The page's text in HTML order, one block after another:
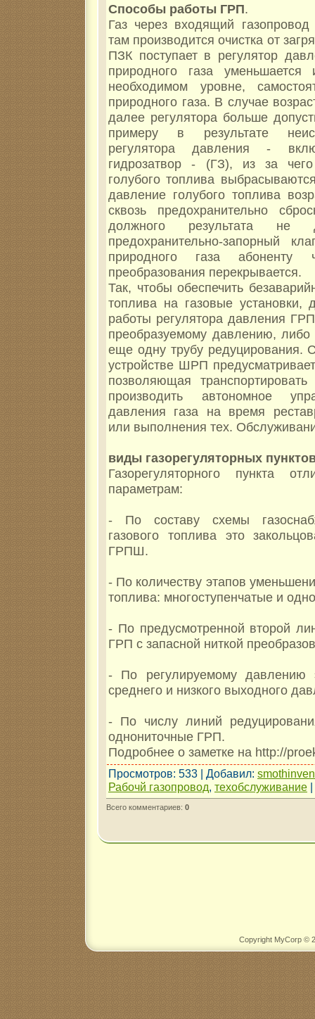
Способы работы ГРП.
Газ через входящий газопровод
там производится очистка от
ПЗК поступает в регулятор
природного газа
необходимом уровне,
природного газа. В случае
далее регулятора больше
примеру в результате
регулятора давления -
гидрозатвор - (ГЗ), из за
голубого топлива
давление голубого топлива
сквозь предохранительно
должного результата не
предохранительно-запорный
природного газа
преобразования перекрывается.
Так, чтобы обеспечить
топлива на газовые
работы регулятора давления
преобразуемому давлению,
еще одну трубу редуцирования.
устройстве ШРП
позволяющая
производить автономное
давления газа на время
или выполнения тех.
виды газорегуляторных
Газорегуляторного пункта
параметрам:
- По составу схемы
газового топлива это
ГРПШ.
- По количеству этапов
топлива: многоступенчатые и
- По предусмотренной второй
ГРП с запасной ниткой
- По регулируемому
среднего и низкого выходного
- По числу линий
однониточные ГРП.
Подробнее о заметке на http://
Просмотров: 533 | Добавил:
Рабочй газопровод, техобслуживание |
Всего комментариев: 0
Copyright MyCorp ©